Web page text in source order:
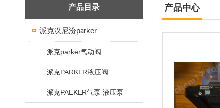
产品目录
派克汉尼汾parker
派克parker气动阀
派克PARKER液压阀
派克PAEKER气泵 液压泵
产品中心